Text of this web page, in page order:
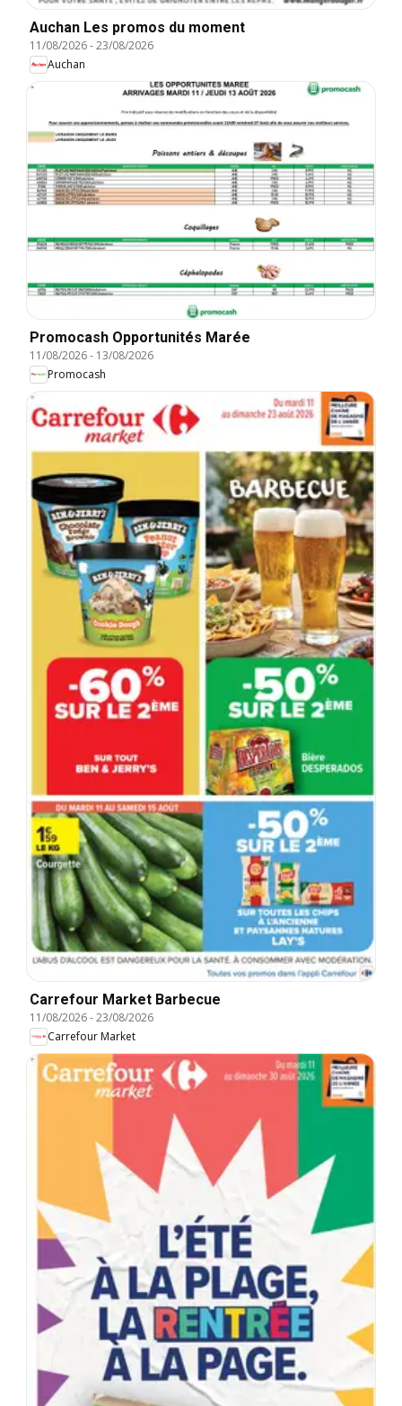
Auchan Les promos du moment
11/08/2026-23/08/2026
Auchan
Promocash Opportunités Marée
11/08/2026- 13/08/2026
Promocash
Carrefour Market Barbecue
11/08/2026-23/08/2026
Carrefour Market